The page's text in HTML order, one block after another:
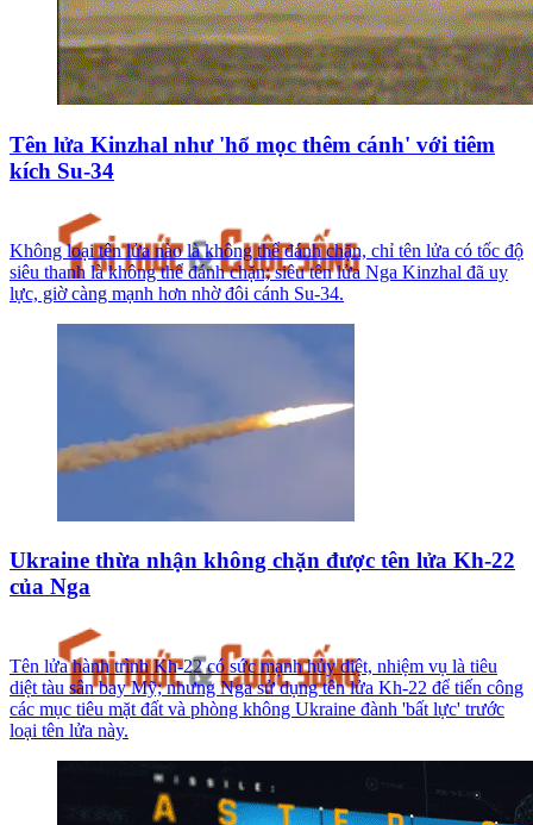
Tên lửa Kinzhal như 'hổ mọc thêm cánh' với tiêm
kích Su-34
Không loại tên lửa nào là không thể đánh chặn, chỉ tên lửa có tốc độ
siêu thanh là không thể đánh chặn; siêu tên lửa Nga Kinzhal đã uy
lực, giờ càng mạnh hơn nhờ đôi cánh Su-34.
Ukraine thừa nhận không chặn được tên lửa Kh-22
của Nga
Tên lửa hành trình Kh-22 có sức mạnh hủy diệt, nhiệm vụ là tiêu
diệt tàu sân bay Mỹ; nhưng Nga sử dụng tên lửa Kh-22 để tiến công
các mục tiêu mặt đất và phòng không Ukraine đành 'bất lực' trước
loại tên lửa này.